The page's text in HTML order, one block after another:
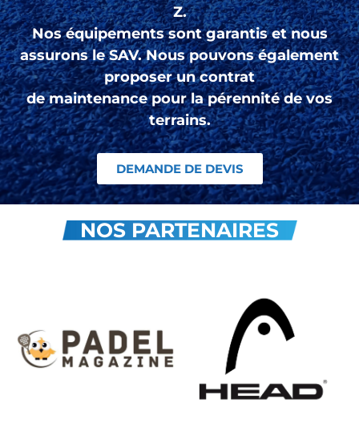
Z.
Nos équipements sont garantis et nous
assurons le SAV. Nous pouvons également
proposer un contrat
de maintenance pour la pérennité de vos
terrains.
DEMANDE DE DEVIS
NOS PARTENAIRES